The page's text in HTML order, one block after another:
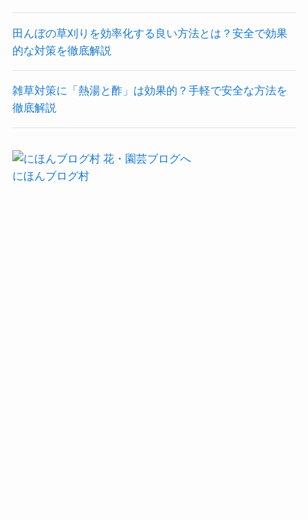
田んぼの草刈りを効率化する良い方法とは？安全で効果
的な対策を徹底解説
雑草対策に「熱湯と酢」は効果的？手軽で安全な方法を
徹底解説
にほんブログ村